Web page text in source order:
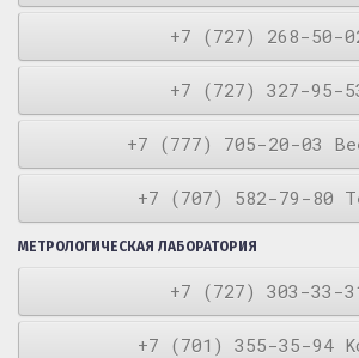
+7 (727) 268-50-
+7 (727) 327-95-
+7 (777) 705-20-03
+7 (707) 582-79-80
МЕТРОЛОГИЧЕСКАЯ ЛАБОРАТОРИЯ
+7 (727) 303-33-
+7 (701) 355-35-94